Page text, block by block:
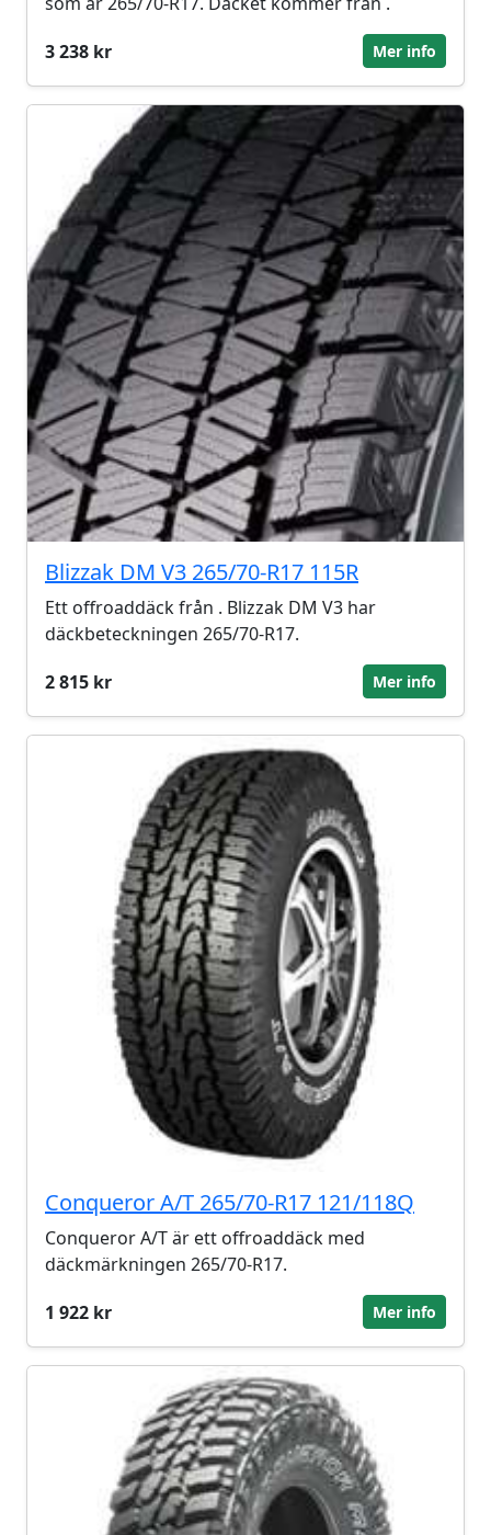
3 238 kr
Mer info
Blizzak DM V3 265/70-R17 115R
Ett offroaddäck från . Blizzak DM V3 har
däckbeteckningen 265/70-R17.
2 815 kr
Mer info
Conqueror A/T 265/70-R17 121/118Q
Conqueror A/T är ett offroaddäck med
däckmärkningen 265/70-R17.
1 922 kr
Mer info